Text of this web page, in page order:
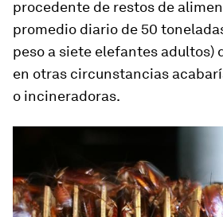
procedente de restos de
promedio diario de 50
peso a siete elefantes adultos)
en otras circunstancias
o incineradoras.